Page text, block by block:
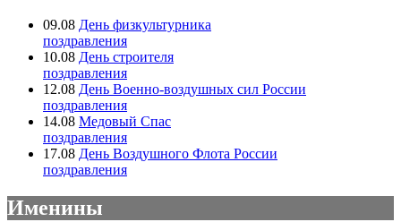
09.08 День физкультурника
поздравления
10.08 День строителя
поздравления
12.08 День Военно-воздушных сил России
поздравления
14.08 Медовый Спас
поздравления
17.08 День Воздушного Флота России
поздравления
Именины